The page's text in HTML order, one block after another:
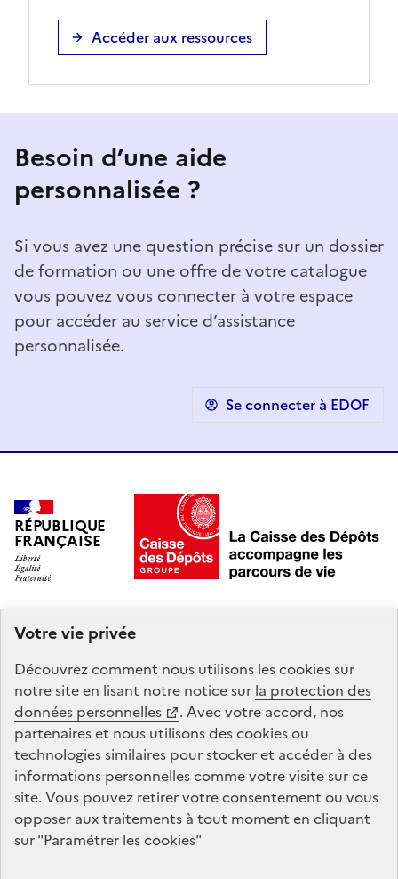
Votre vie privée
Découvrez comment nous utilisons lescookiessur
notre site en lisant notre notice sur la protection des
données personnelles
. Avec votre accord, nos
partenaires et nous utilisons descookiesou
technologies similaires pour stocker et accéder à des
informations personnelles comme votre visite sur ce
site. Vous pouvez retirer votre consentement ou vous
opposer aux traitements à tout moment en cliquant
sur "Paramétrer lescookies"
Accéder aux ressources
Besoin d’une aide
personnalisée ?
Si vous avez une question précise sur un dossier
de formation ou une offre de votre catalogue
vous pouvez vous connecter à votre espace
pour accéder au service d’assistance
personnalisée.
Se connecter à EDOF
RÉPUBLIQUE
FRANÇAISE
Mon Compte Formation est un service mandaté par
Dépôts gère le site Compte personnel de formation :
conception, animation, maintenance, traitements
informatiques et assistance technique.
legifrance.gouv.fr
gouvernement.fr
service-public.fr
data.gouv.fr